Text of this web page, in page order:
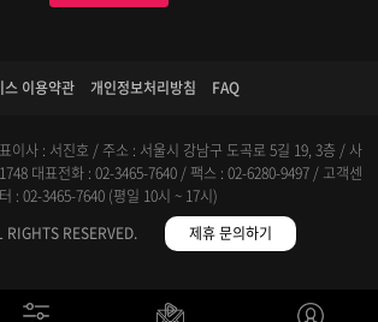
스 이용약관 개인정보처리방침 FAQ
이사 : 서진호 / 주소 : 서울시 강남구 도곡로 5길 19, 3층 / 사
대표전화 : 02-3465-7640 / 팩스 : 02-6280-9497 / 고객센
터 : 02-3465-7640 (평일 10시 ~ 17시)
RESERVED.
제휴 문의하기